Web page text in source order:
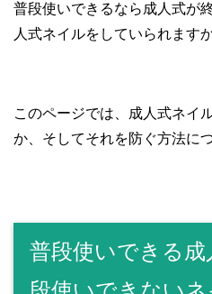
普段使いできるなら成人式が
人式ネイルをしていられます
このページでは、成人式ネイ
か、そしてそれを防ぐ方法に
普段使いできる